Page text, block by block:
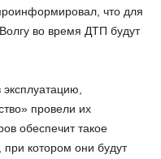
что для
во время ДТП будут
провели их
обеспечит такое
при котором они будут